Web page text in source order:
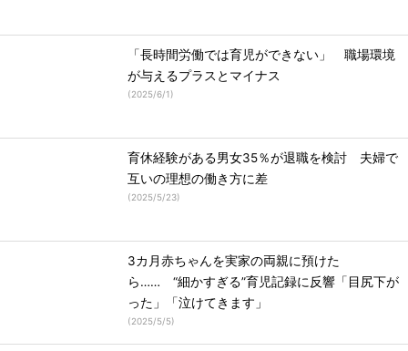
「長時間労働では育児ができない」 職場環境
が与えるプラスとマイナス
(2025/6/1)
育休経験がある男女35％が退職を検討 夫婦で
互いの理想の働き方に差
(2025/5/23)
3カ月赤ちゃんを実家の両親に預けた
ら…… “細かすぎる”育児記録に反響「目尻下が
った」「泣けてきます」
(2025/5/5)